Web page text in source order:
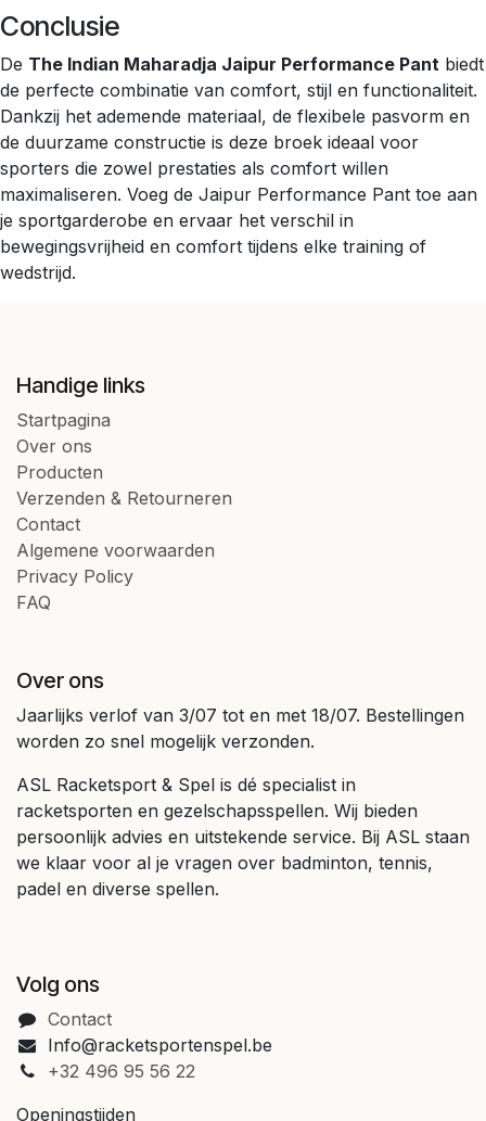
Conclusie
De The Indian Maharadja Jaipur Performance Pant biedt
de perfecte combinatie van comfort, stijl en functionaliteit.
Dankzij het ademende materiaal, de flexibele pasvorm en
de duurzame constructie is deze broek ideaal voor
sporters die zowel prestaties als comfort willen
maximaliseren. Voeg de Jaipur Performance Pant toe aan
je sportgarderobe en ervaar het verschil in
bewegingsvrijheid en comfort tijdens elke training of
wedstrijd.
Handige links
Startpagina
Over ons
Producten
Verzenden & Retourneren
Contact
Algemene voorwaarden
Privacy Policy
FAQ
Over ons
Jaarlijks verlof van 3/07 tot en met 18/07. Bestellingen
worden zo snel mogelijk verzonden.
ASL Racketsport & Spel is dé specialist in
racketsporten en gezelschapsspellen. Wij bieden
persoonlijk advies en uitstekende service. Bij ASL staan
we klaar voor al je vragen over badminton, tennis,
padel en diverse spellen.
Volg ons
Contact
Info@racketsportenspel.be
+32 496 95 56 22
Openingstijden